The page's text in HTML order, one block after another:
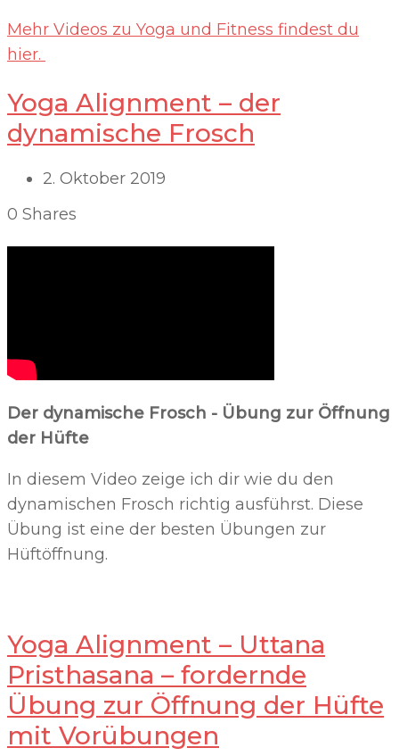
Mehr Videos zu Yoga und Fitness findest du
hier.
Yoga Alignment – der
dynamische Frosch
2. Oktober 2019
0 Shares
Der dynamische Frosch - Übung zur Öffnung
der Hüfte
In diesem Video zeige ich dir wie du den
dynamischen Frosch richtig ausführst. Diese
Übung ist eine der besten Übungen zur
Hüftöffnung.
Yoga Alignment – Uttana
Pristhasana – fordernde
Übung zur Öffnung der Hüfte
mit Vorübungen